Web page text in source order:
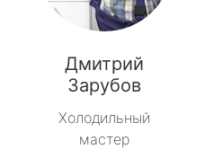
Дмитрий
Зарубов
Холодильный
мастер